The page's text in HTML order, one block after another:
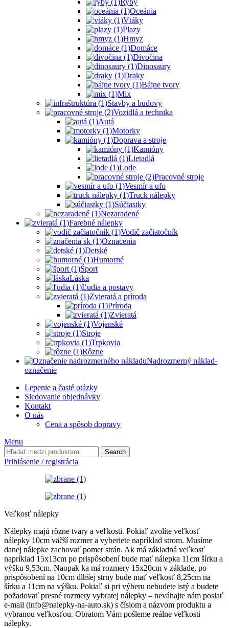
Ryby
Oceánia
Vtáky
Plazy
Hmyz
Domáce
Divočina
Dinosaury
Draky
Bájne tvory
Mix
Stavby a budovy
Vozidlá a technika
Autá
Motorky
Doprava a stroje
Kamióny
Lietadlá
Lode
Pracovné stroje
Vesmír a ufo
Truck nálepky
Súčiastky
Nezaradené
Farebné nálepky
Vodič začiatočník
Oznacenia
Detské
Humorné
Šport
Láska
Ľudia a postavy
Zvieratá a príroda
Príroda
Zvieratá
Vojenské
Stroje
Trpkovia
Rôzne
Nadrozmerný náklad-
označenie
Lepenie a časté otázky
Sledovanie objednávky
Kontakt
O nás
Cena a spôsob dopravy
Menu
Search
Prihlásenie / registrácia
Veľkosť nálepky
Nálepky majú rôzne tvary a veľkosti. Pokiaľ zvolíte veľkosť
nálepky 10cm väčší rozmer a vyberiete napríklad strom. Musíme
danej nálepke zachovať pomer strán. Ak má základná veľkosť
napríklad 15x13cm po prispôsobení bude mať nálepka 11cm šírku a
výšku 9,53cm. Naopak ka má rozmery 15x20cm v základe, po
prispôsobení na 10cm dlhšej strny bude mať veľkosť 8,25cm na
šírku a 11cm na výšku. Pokiaľ si pri výberu nebudete istý a budete
požadovať presné rozmery vybratej nálepky – neváhajte nám poslať
e-mail (info@nalepky-na-auto.sk) s číslom a názvom produktu a
vybranou veľkosťou. Obratom Vám pošleme reálne veľkosti
nálepky.